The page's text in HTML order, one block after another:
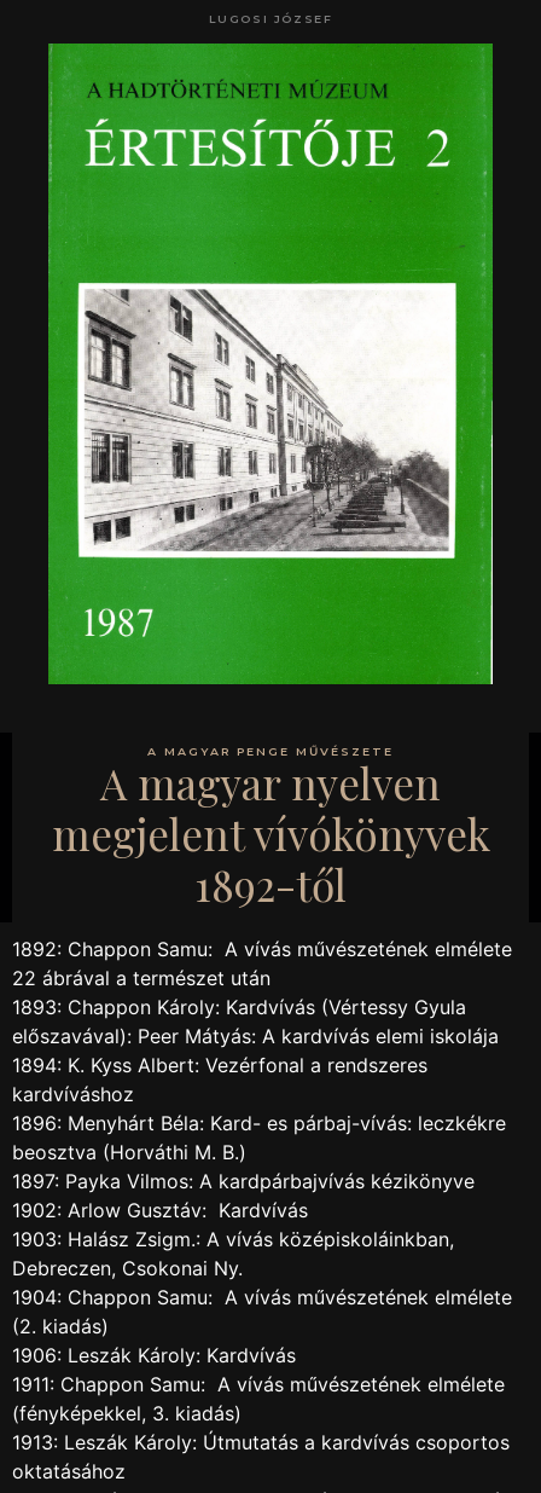
LUGOSI JÓZSEF
A MAGYAR PENGE MŰVÉSZETE
A magyar nyelven
megjelent vívókönyvek
1892-től
1892: Chappon Samu: A vívás művészetének elmélete
22 ábrával a természet után
1893: Chappon Károly: Kardvívás (Vértessy Gyula
előszavával): Peer Mátyás: A kardvívás elemi iskolája
1894: K. Kyss Albert: Vezérfonal a rendszeres
kardvíváshoz
1896: Menyhárt Béla: Kard- es párbaj-vívás: leczkékre
beosztva (Horváthi M. B.)
1897: Payka Vilmos: A kardpárbajvívás kézikönyve
1902: Arlow Gusztáv: Kardvívás
1903: Halász Zsigm.: A vívás középiskoláinkban,
Debreczen, Csokonai Ny.
1904: Chappon Samu: A vívás művészetének elmélete
(2. kiadás)
1906: Leszák Károly: Kardvívás
1911: Chappon Samu: A vívás művészetének elmélete
(fényképekkel, 3. kiadás)
1913: Leszák Károly: Útmutatás a kardvívás csoportos
oktatásához